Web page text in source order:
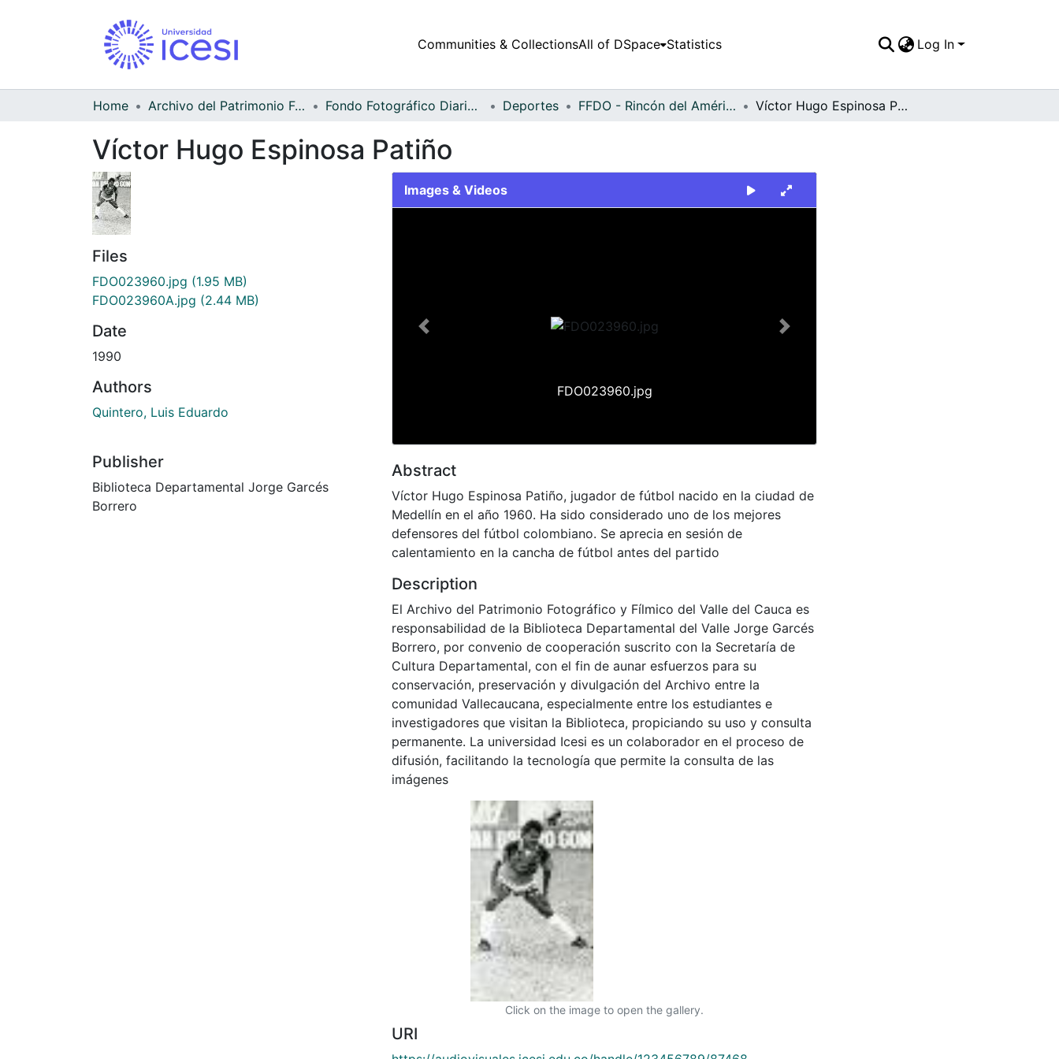
Communities & CollectionsAll of DSpace Statistics Log In
Home Archivo del Patrimonio Fotográfico y Fílmico del Valle del Cauca Fondo Fotográfico Diario Occidente Deportes FFDO - Rincón del América - Patrimonial Víctor Hugo Espinosa Patiño
Víctor Hugo Espinosa Patiño
Files
FDO023960.jpg (1.95 MB)
FDO023960A.jpg (2.44 MB)
Date
1990
Authors
Quintero, Luis Eduardo
Publisher
Biblioteca Departamental Jorge Garcés
Borrero
Images & Videos
FDO023960.jpg
Previous Next
Abstract
Víctor Hugo Espinosa Patiño, jugador de fútbol nacido en la ciudad de
Medellín en el año 1960. Ha sido considerado uno de los mejores
defensores del fútbol colombiano. Se aprecia en sesión de
calentamiento en la cancha de fútbol antes del partido
Description
El Archivo del Patrimonio Fotográfico y Fílmico del Valle del Cauca es
responsabilidad de la Biblioteca Departamental del Valle Jorge Garcés
Borrero, por convenio de cooperación suscrito con la Secretaría de
Cultura Departamental, con el fin de aunar esfuerzos para su
conservación, preservación y divulgación del Archivo entre la
comunidad Vallecaucana, especialmente entre los estudiantes e
investigadores que visitan la Biblioteca, propiciando su uso y consulta
permanente. La universidad Icesi es un colaborador en el proceso de
difusión, facilitando la tecnología que permite la consulta de las
imágenes
Click on the image to open the gallery.
URI